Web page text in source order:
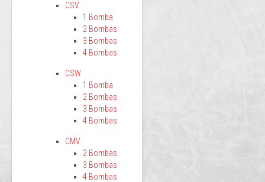
CSV
1 Bomba
2 Bombas
3 Bombas
4 Bombas
CSW
1 Bomba
2 Bombas
3 Bombas
4 Bombas
CMV
2 Bombas
3 Bombas
4 Bombas